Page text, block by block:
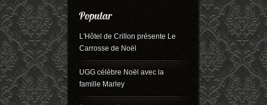
L'Hôtel de Crillon présente Le
Carrosse de Noël
UGG célèbre Noël avec la
famille Marley